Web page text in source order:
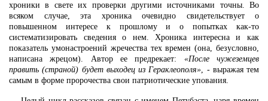
хроники в свете их проверки другими источниками точны. Во
всяком случае, эта хроника очевидно свидетельствует о
повышенном интересе к прошлому и о попытках как-то
систематизировать сведения о нем. Хроника интересна и как
показатель умонастроений жречества тех времен (она, безусловно,
написана жрецом). Автор ее предрекает: «После чужеземцев
править (страной) будет выходец из Гераклеополя», - выражая тем
самым в форме пророчества свои патриотические упования.